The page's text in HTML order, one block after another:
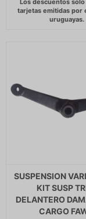
SUSPENSION
KIT SUSP
DELANTERO
CARGO